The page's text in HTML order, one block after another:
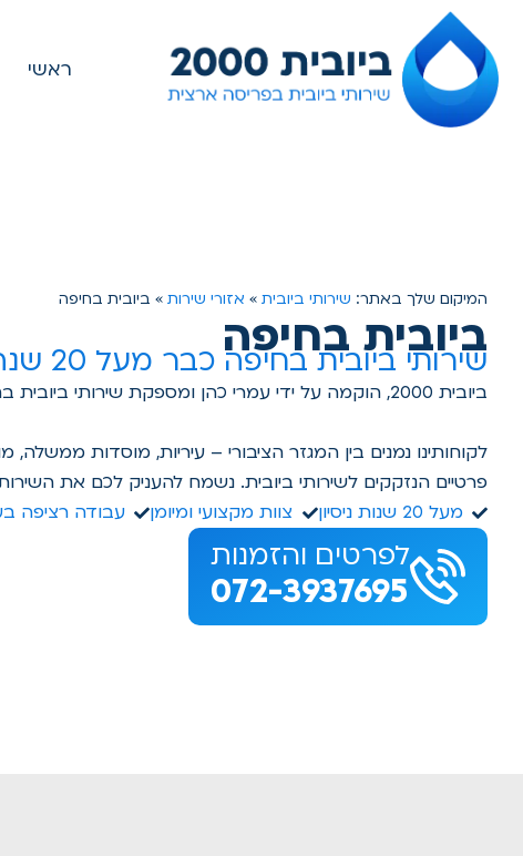
ראשי
המיקום שלך באתר: שירותי ביובית » אזורי שירות » ביובית בחיפה
ביובית בחיפה
שירותי ביובית בחיפה כבר מעל 20 שנה
ביובית 2000, הוקמה על ידי עמרי כהן ומספקת שירותי ביובית בחיפה כבר מעל 20 שנה.
לקוחותינו נמנים בין המגזר הציבורי – עיריות, מוסדות ממשלה,
פרטיים הנזקקים לשירותי ביובית. נשמח להעניק לכם את
מעל 20 שנות ניסיון
צוות מקצועי ומיומן עבודה רציפה
לפרטים והזמנות
072-3937695